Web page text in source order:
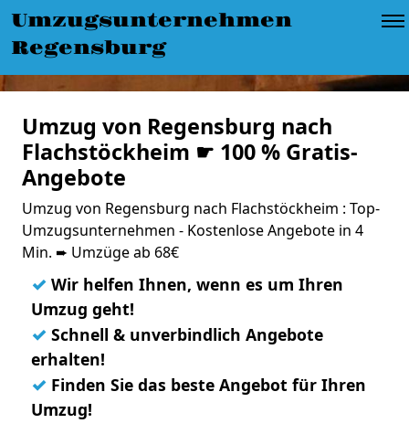
Umzugsunternehmen
Regensburg
Umzug von Regensburg nach
Flachstöckheim ☛ 100 % Gratis-
Angebote
Umzug von Regensburg nach Flachstöckheim : Top-
Umzugsunternehmen - Kostenlose Angebote in 4
Min. ➨ Umzüge ab 68€
✓ Wir helfen Ihnen, wenn es um Ihren
Umzug geht!
✓ Schnell & unverbindlich Angebote
erhalten!
✓ Finden Sie das beste Angebot für Ihren
Umzug!